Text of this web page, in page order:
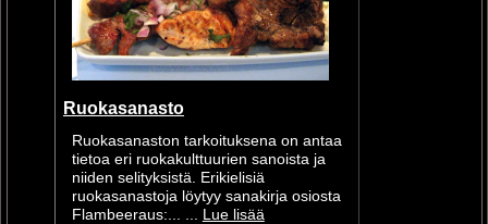
Ruokasanasto
Ruokasanaston tarkoituksena on antaa
tietoa eri ruokakulttuurien sanoista ja
niiden selityksistä. Erikielisiä
ruokasanastoja löytyy sanakirja osiosta
Flambeeraus:... ... Lue lisää